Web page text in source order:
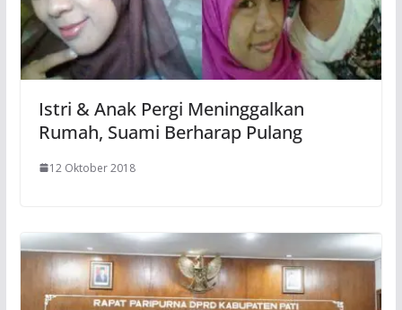
Istri & Anak Pergi Meninggalkan
Rumah, Suami Berharap Pulang
12 Oktober 2018